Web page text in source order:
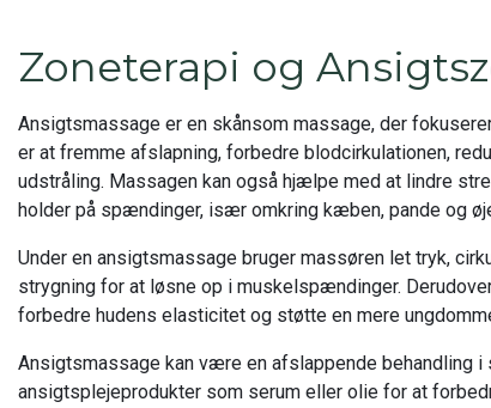
Zoneterapi og
Ansigtsmassage er en skånsom massage, der
er at fremme afslapning, forbedre blodcirkulationen,
udstråling. Massagen kan også hjælpe med at lindre
holder på spændinger, især omkring kæben, pande og
Under en ansigtsmassage bruger massøren let tryk,
strygning for at løsne op i muskelspændinger.
forbedre hudens elasticitet og støtte en mere
Ansigtsmassage kan være en afslappende behandling
ansigtsplejeprodukter som serum eller olie for at